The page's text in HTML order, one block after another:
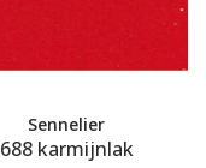
Sennelier
688 karmijnlak